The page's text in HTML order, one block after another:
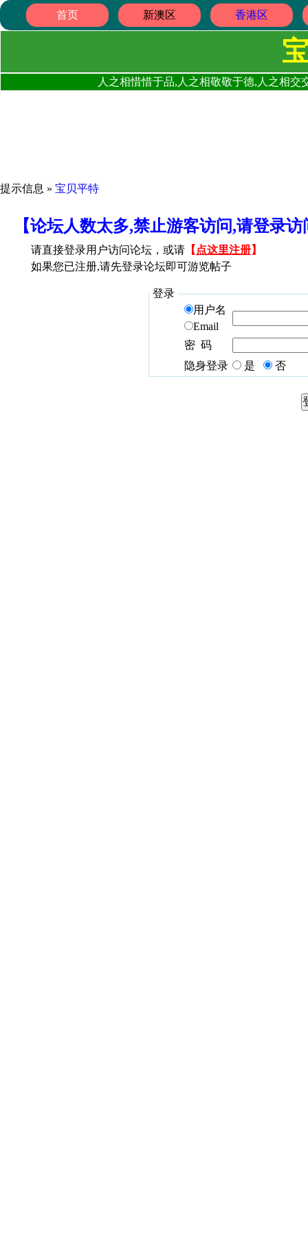
首页 新澳区 香港区
人之相惜惜于品,人之相敬敬于德,人之相
提示信息 » 宝贝平特
【论坛人数太多,禁止游客访问,请登录
请直接登录用户访问论坛，或请 【 点这里注册】
如果您已注册,请先登录论坛即可游览帖子
登录
用户名
Email
密 码
隐身登录
是 否